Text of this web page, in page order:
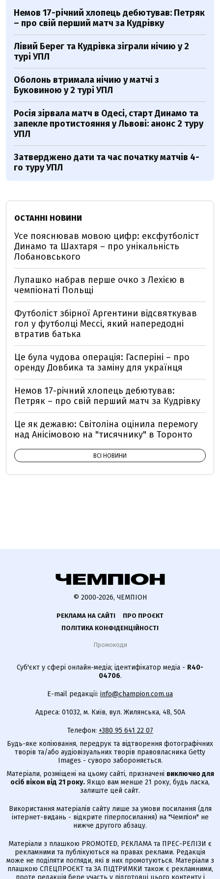
Немов 17-річний хлопець дебютував: Петряк
– про свій перший матч за Кудрівку
Лівий Берег та Кудрівка зіграли нічию у 2
турі УПЛ
Оболонь втримала нічию у матчі з
Буковиною у 2 турі УПЛ
Росія зірвала матч в Одесі, старт Динамо та
запекле протистояння у Львові: анонс 2 туру
УПЛ
Затверджено дати та час початку матчів 4-
го туру УПЛ
ОСТАННІ НОВИНИ
Усе пояснював мовою цифр: ексфутболіст
Динамо та Шахтаря – про унікальність
Лобановського
Лупашко набрав перше очко з Лехією в
чемпіонаті Польщі
Футболіст збірної Аргентини відсвяткував
гол у футболці Мессі, який напередодні
втратив батька
Це була чудова операція: Гасперіні – про
оренду Довбика та заміну для українця
Немов 17-річний хлопець дебютував:
Петряк – про свій перший матч за Кудрівку
Це як дежавю: Світоліна оцінила перемогу
над Анісімовою на "тисячнику" в Торонто
ВСІ НОВИНИ
© 2000-2026, ЧЕМПІОН
РЕКЛАМА НА САЙТІ
ПРО ПРОЄКТ
ПОЛІТИКА КОНФІДЕНЦІЙНОСТІ
Промокоди
Суб'єкт у сфері онлайн-медіа; ідентифікатор медіа - R40-
04706.
E-mail редакції: info@champion.com.ua
Адреса: 01032, м. Київ, вул. Жилянська, 48, 50А
Телефон: +380 95 641 22 07
Будь-яке копіювання, передрук та відтворення фотографічних
творів та/або аудіовізуальних творів правовласника Getty
Images - суворо забороняється.
Матеріали, розміщені на цьому сайті, призначені виключно для
осіб віком від 21 року. Якщо вам менше 21 року, будь ласка,
залиште цей сайт.
Використання матеріалів сайту лише за умови посилання (для
інтернет-видань - відкрите гіперпосилання) на "Чемпіон" не
нижче другого абзацу.
Матеріали з плашкою PROMOTED, РЕКЛАМА та ПРЕС-РЕЛІЗИ є
рекламними та публікуються на правах реклами. Редакція
може не поділяти погляди, які в них промотуються. Матеріали з
плашкою СПЕЦПРОЄКТ та ЗА ПІДТРИМКИ також є рекламними,